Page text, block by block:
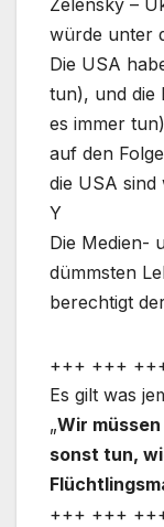
Zelensky –
würde unter
Die USA
tun), und die
es immer
auf den
die USA sind
Y
Die Medien-
dümmsten
berechtigt
+++ +++
Es gilt was
„Wir
sonst tun,
+++ +++